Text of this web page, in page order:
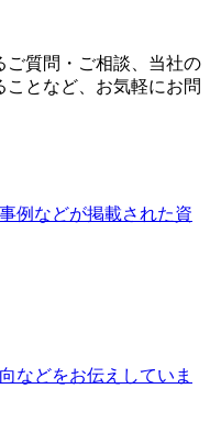
ご質問・ご相談、当社の
となど、お気軽にお問
例などが掲載された資
などをお伝えしていま